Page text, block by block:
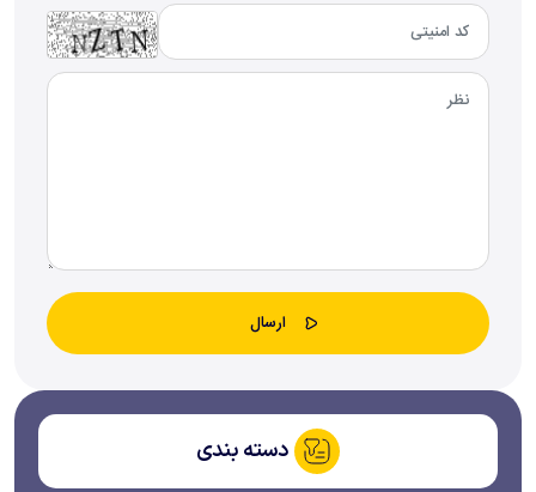
دسته بندی